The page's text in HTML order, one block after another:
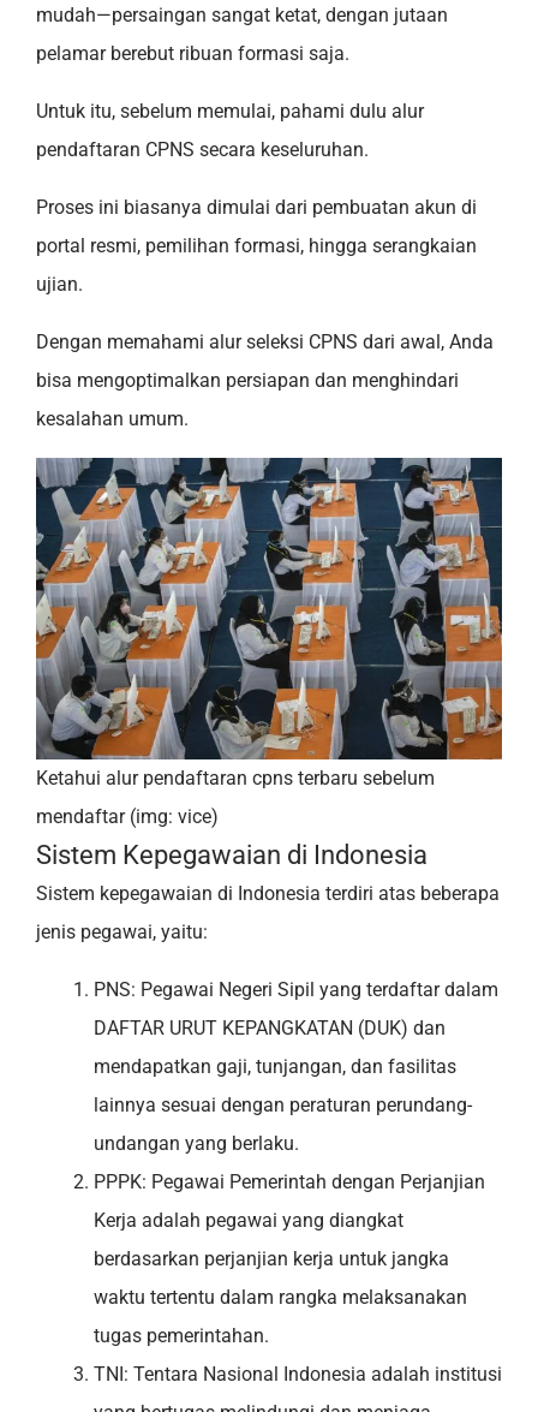
mudah—persaingan sangat ketat, dengan jutaan
pelamar berebut ribuan formasi saja.
Untuk itu, sebelum memulai, pahami dulu alur
pendaftaran CPNS secara keseluruhan.
Proses ini biasanya dimulai dari pembuatan akun di
portal resmi, pemilihan formasi, hingga serangkaian
ujian.
Dengan memahami alur seleksi CPNS dari awal, Anda
bisa mengoptimalkan persiapan dan menghindari
kesalahan umum.
Ketahui alur pendaftaran cpns terbaru sebelum
mendaftar (img: vice)
Sistem Kepegawaian di Indonesia
Sistem kepegawaian di Indonesia terdiri atas beberapa
jenis pegawai, yaitu:
PNS: Pegawai Negeri Sipil yang terdaftar dalam
DAFTAR URUT KEPANGKATAN (DUK) dan
mendapatkan gaji, tunjangan, dan fasilitas
lainnya sesuai dengan peraturan perundang-
undangan yang berlaku.
PPPK: Pegawai Pemerintah dengan Perjanjian
Kerja adalah pegawai yang diangkat
berdasarkan perjanjian kerja untuk jangka
waktu tertentu dalam rangka melaksanakan
tugas pemerintahan.
TNI: Tentara Nasional Indonesia adalah institusi